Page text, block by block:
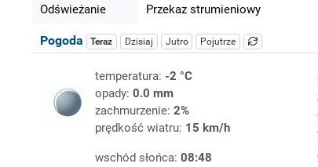
Odświeżanie Przekaz strumieniowy
Pogoda Teraz Dzisiaj Jutro Pojutrze
temperatura: -2 °C
opady: 0.0 mm
zachmurzenie: 2%
prędkość wiatru: 15 km/h
wschód słońca: 08:48